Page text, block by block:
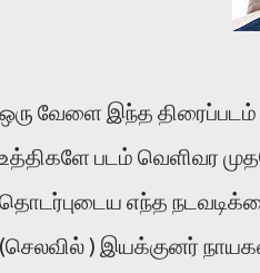
ஒரு வேளை இந்த
உத்திகளே படம் வெளிவர
தொடர்புடைய எந்த
(செலவில் ) இயக்குனர்